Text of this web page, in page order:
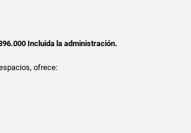
Incluida la administración.
ofrece: